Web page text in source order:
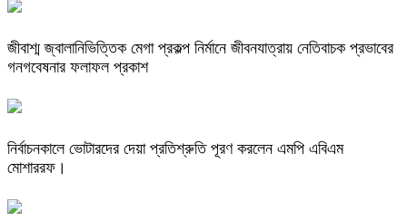
জীবাশ্ম জ্বালানিভিত্তিক মেগা প্রকল্প নির্মানে জীবনযাত্রায় নেতিবাচক প্রভাবের
গনগবেষনার ফলাফল প্রকাশ
নির্বাচনকালে ভোটারদের দেয়া প্রতিশ্রুতি পূরণ করলেন এমপি এবিএম
মোশাররফ।